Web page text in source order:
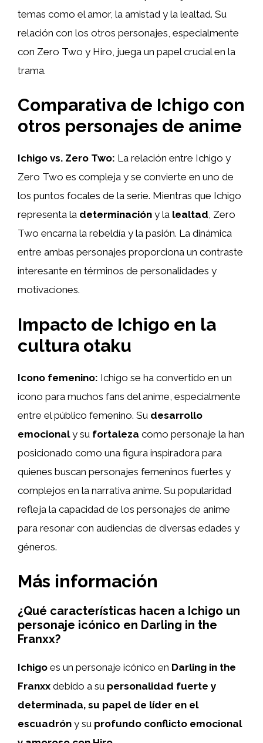
temas como el amor, la amistad y la lealtad. Su
relación con los otros personajes, especialmente
con Zero Two y Hiro, juega un papel crucial en la
trama.
Comparativa de Ichigo con
otros personajes de anime
Ichigo vs. Zero Two: La relación entre Ichigo y
Zero Two es compleja y se convierte en uno de
los puntos focales de la serie. Mientras que Ichigo
representa la determinación y la lealtad, Zero
Two encarna la rebeldía y la pasión. La dinámica
entre ambas personajes proporciona un contraste
interesante en términos de personalidades y
motivaciones.
Impacto de Ichigo en la
cultura otaku
Icono femenino: Ichigo se ha convertido en un
icono para muchos fans del anime, especialmente
entre el público femenino. Su desarrollo
emocionaly su fortaleza como personaje la han
posicionado como una figura inspiradora para
quienes buscan personajes femeninos fuertes y
complejos en la narrativa anime. Su popularidad
refleja la capacidad de los personajes de anime
para resonar con audiencias de diversas edades y
géneros.
Más información
¿Qué características hacen a Ichigo un
personaje icónico en Darling in the
Franxx?
Ichigo es un personaje icónico en Darling in the
Franxx debido a su personalidad fuerte y
determinada, su papel de líder en el
escuadrón y su profundo conflicto emocional